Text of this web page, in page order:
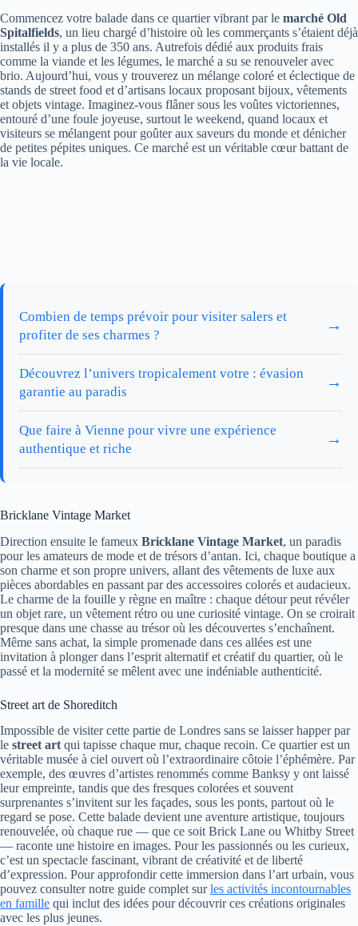
Commencez votre balade dans ce quartier vibrant par le marché Old
Spitalfields, un lieu chargé d’histoire où les commerçants s’étaient déjà
installés il y a plus de 350 ans. Autrefois dédié aux produits frais
comme la viande et les légumes, le marché a su se renouveler avec
brio. Aujourd’hui, vous y trouverez un mélange coloré et éclectique de
stands de street food et d’artisans locaux proposant bijoux, vêtements
et objets vintage. Imaginez-vous flâner sous les voûtes victoriennes,
entouré d’une foule joyeuse, surtout le weekend, quand locaux et
visiteurs se mélangent pour goûter aux saveurs du monde et dénicher
de petites pépites uniques. Ce marché est un véritable cœur battant de
la vie locale.
Combien de temps prévoir pour visiter salers et
profiter de ses charmes ?
→
Découvrez l’univers tropicalement votre : évasion
garantie au paradis
→
Que faire à Vienne pour vivre une expérience
authentique et riche
→
Bricklane Vintage Market
Direction ensuite le fameux Bricklane Vintage Market, un paradis
pour les amateurs de mode et de trésors d’antan. Ici, chaque boutique a
son charme et son propre univers, allant des vêtements de luxe aux
pièces abordables en passant par des accessoires colorés et audacieux.
Le charme de la fouille y règne en maître : chaque détour peut révéler
un objet rare, un vêtement rétro ou une curiosité vintage. On se croirait
presque dans une chasse au trésor où les découvertes s’enchaînent.
Même sans achat, la simple promenade dans ces allées est une
invitation à plonger dans l’esprit alternatif et créatif du quartier, où le
passé et la modernité se mêlent avec une indéniable authenticité.
Street art de Shoreditch
Impossible de visiter cette partie de Londres sans se laisser happer par
le street artqui tapisse chaque mur, chaque recoin. Ce quartier est un
véritable musée à ciel ouvert où l’extraordinaire côtoie l’éphémère. Par
exemple, des œuvres d’artistes renommés comme Banksy y ont laissé
leur empreinte, tandis que des fresques colorées et souvent
surprenantes s’invitent sur les façades, sous les ponts, partout où le
regard se pose. Cette balade devient une aventure artistique, toujours
renouvelée, où chaque rue — que ce soit Brick Lane ou Whitby Street
— raconte une histoire en images. Pour les passionnés ou les curieux,
c’est un spectacle fascinant, vibrant de créativité et de liberté
d’expression. Pour approfondir cette immersion dans l’art urbain, vous
pouvez consulter notre guide complet surles activités incontournables
en famille qui inclut des idées pour découvrir ces créations originales
avec les plus jeunes.